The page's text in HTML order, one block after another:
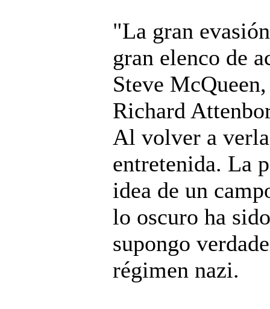
"La gran
gran elenco de
Steve
Richard
Al volver a
entretenida. La
idea de un
lo oscuro ha
supongo
régimen nazi.